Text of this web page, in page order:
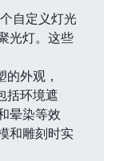
自定义灯光
光灯。这些
外观，
括环境遮
晕染等效
和雕刻时实